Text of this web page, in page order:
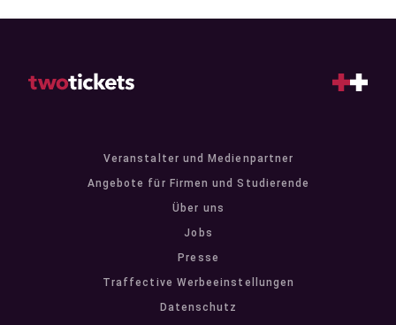
Veranstalter und Medienpartner
Angebote für Firmen und Studierende
Über uns
Jobs
Presse
Traffective Werbeeinstellungen
Datenschutz